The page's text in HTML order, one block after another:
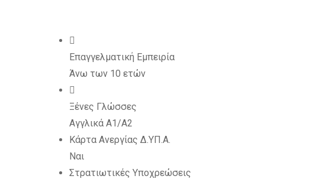
Επαγγελματική Εμπειρία
Άνω των 10 ετών
Ξένες Γλώσσες
Αγγλικά A1/A2
Κάρτα Ανεργίας Δ.ΥΠ.Α.
Ναι
Στρατιωτικές Υποχρεώσεις